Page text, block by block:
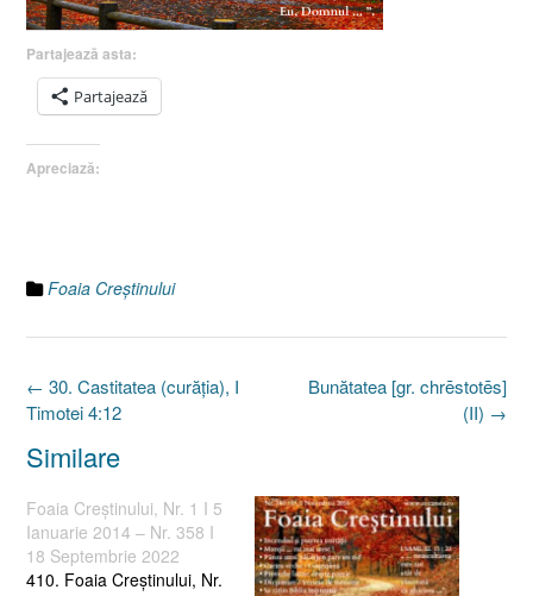
Partajează asta:
Partajează
Apreciază:
Foaia Creştinului
Post
navigation
Bunătatea [gr. chrēstotēs]
(II) →
← 30. Castitatea (curăţia), I
Timotei 4:12
Similare
Foaia Creştinului, Nr. 1 I 5
Ianuarie 2014 – Nr. 358 I
18 Septembrie 2022
410. Foaia Creştinului, Nr.